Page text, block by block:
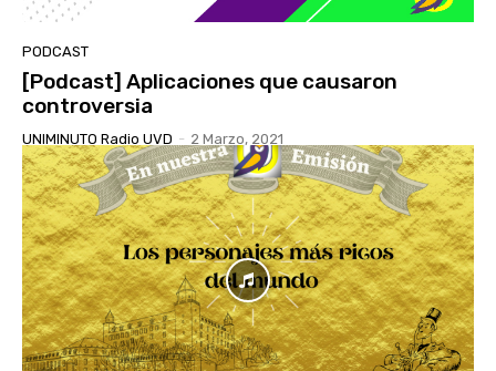
PODCAST
[Podcast] Aplicaciones que causaron
controversia
UNIMINUTO Radio UVD - 2 Marzo, 2021